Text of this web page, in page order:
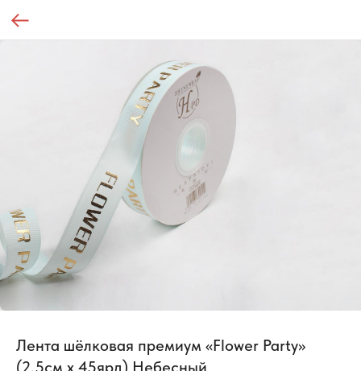
Лента шёлковая премиум «Flower Party»
(2,5см х 45ярд) Небесный